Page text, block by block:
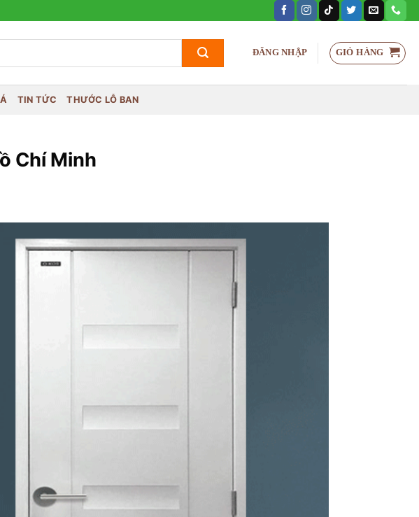
ĐĂNG NHẬP GIỎ HÀNG
TIN TỨC THƯỚC LỖ BAN
Chí Minh